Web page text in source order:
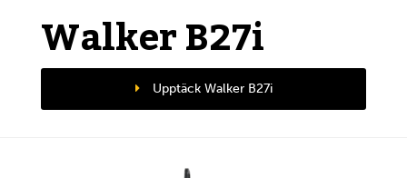
Walker B27i
Upptäck Walker B27i